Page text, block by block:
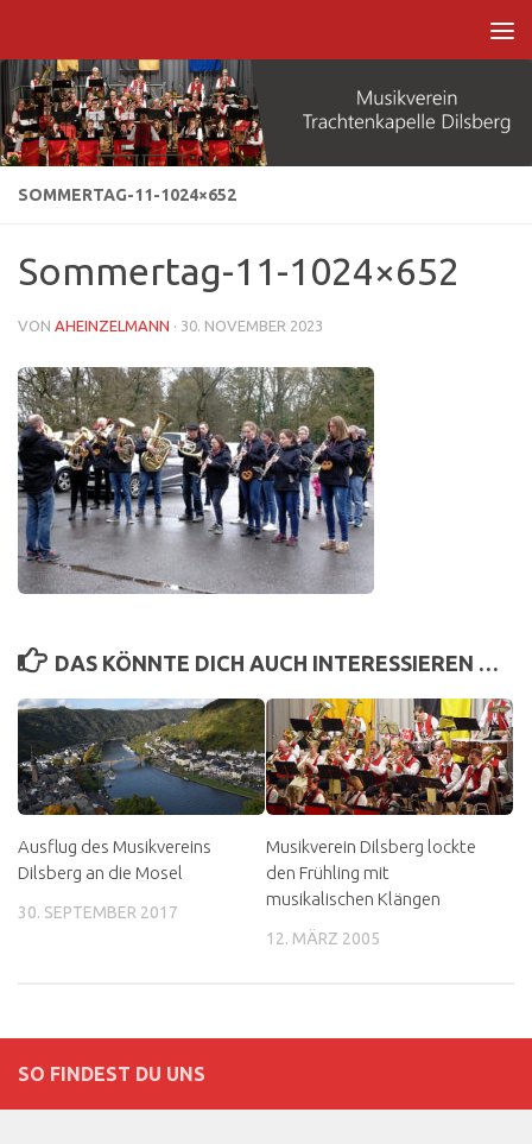
SOMMERTAG-11-1024×652
Sommertag-11-1024×652
VON AHEINZELMANN · 30. NOVEMBER 2023
DAS KÖNNTE DICH AUCH INTERESSIEREN …
Ausflug des Musikvereins
Dilsberg an die Mosel
30. SEPTEMBER 2017
Musikverein Dilsberg lockte
den Frühling mit
musikalischen Klängen
12. MÄRZ 2005
SO FINDEST DU UNS